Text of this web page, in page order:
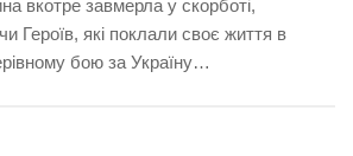
вкотре завмерла у скорботі,
Героїв, які поклали своє життя в
бою за Україну…